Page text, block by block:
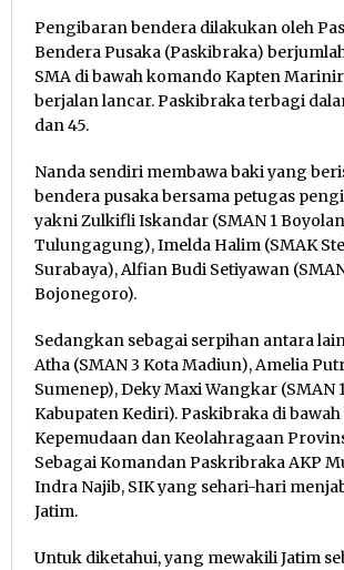
Pengibaran bendera dilakukan oleh
Bendera Pusaka (Paskibraka)
SMA di bawah komando Kapten
berjalan lancar. Paskibraka terbagi
dan 45.
Nanda sendiri membawa baki yang
bendera pusaka bersama petugas
yakni Zulkifli Iskandar (SMAN 1
Tulungagung), Imelda Halim (SMAK
Surabaya), Alfian Budi Setiyawan
Bojonegoro).
Sedangkan sebagai serpihan antara
Atha (SMAN 3 Kota Madiun), Amelia
Sumenep), Deky Maxi Wangkar (SMAN
Kabupaten Kediri). Paskibraka di
Kepemudaan dan Keolahragaan
Sebagai Komandan Paskribraka AKP
Indra Najib, SIK yang sehari-hari
Jatim.
Untuk diketahui, yang mewakili Jatim